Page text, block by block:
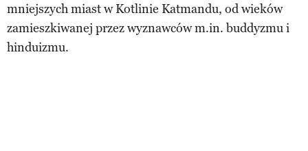
mniejszych miast w Kotlinie Katmandu, od wieków
zamieszkiwanej przez wyznawców m.in. buddyzmu i
hinduizmu.